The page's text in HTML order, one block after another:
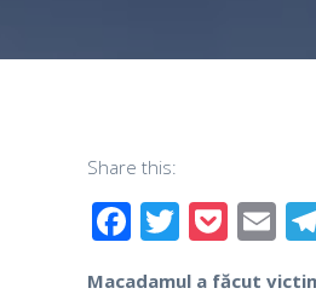
Share this:
Facebook
Twitter
Macadamul a făcut